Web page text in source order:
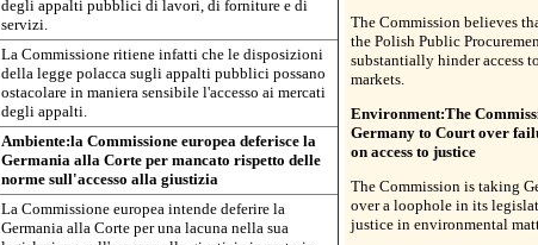
degli appalti pubblici di lavori, di forniture e di
servizi.
La Commissione ritiene infatti che le disposizioni
della legge polacca sugli appalti pubblici possano
ostacolare in maniera sensibile l'accesso ai mercati
degli appalti.
Ambiente:la Commissione europea deferisce la
Germania alla Corte per mancato rispetto delle
norme sull'accesso alla giustizia
La Commissione europea intende deferire la
Germania alla Corte per una lacuna nella sua
The Commission believes
the Polish Public
substantially hinder access
markets.
Environment:The
Germany to Court over
on access to justice
The Commission is taking
over a loophole in its
justice in environmental